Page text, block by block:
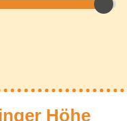
Höhe